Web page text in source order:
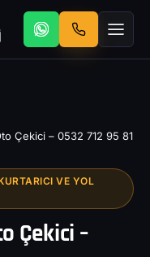
Çekici – 0532 712 95 81
VE YOL
Çekici –